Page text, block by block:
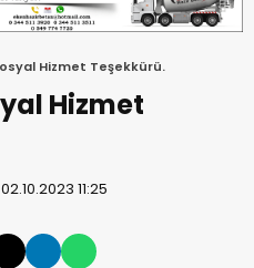
Hizmet Teşekkürü.
Hizmet
02.10.2023 11:25